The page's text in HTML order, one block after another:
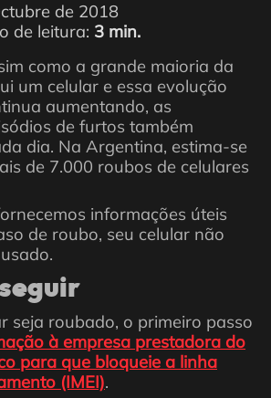
de 2018
de leitura: 3 min.
como a grande maioria da
um celular e essa evolução
aumentando, as
de furtos também
dia. Na Argentina, estima-se
de 7.000 roubos de celulares
informações úteis
de roubo, seu celular não
seja roubado, o primeiro passo
à empresa prestadora do
para que bloqueie a linha
(IMEI).